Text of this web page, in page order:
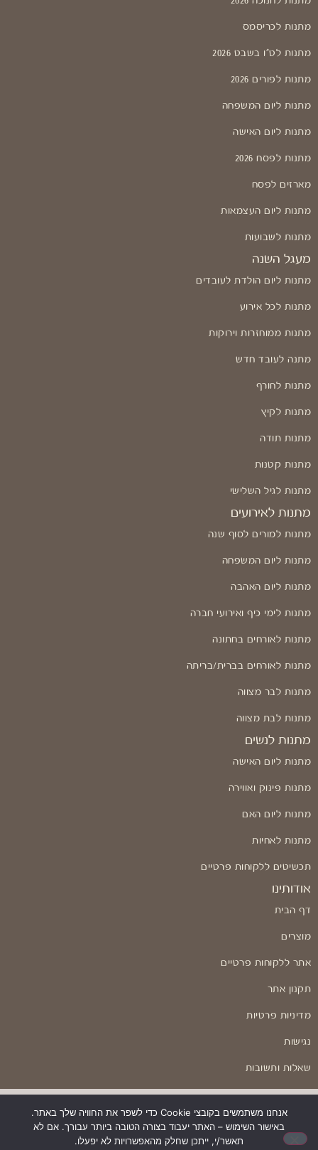
מתנות לכריסמס
מתנות לט"ו בשבט 2026
מתנות לפורים 2026
מתנות ליום המשפחה
מתנות ליום האישה
מתנות לפסח 2026
מארזים לפסח
מתנות ליום העצמאות
מתנות לשבועות
מעגל השנה
מתנות ליום הולדת לעובדים
מתנות לכל אירוע
מתנות ממוחזרות וירוקות
מתנה לעובד חדש
מתנות לחורף
מתנות לקיץ
מתנות תודה
מתנות קטנות
מתנות לגיל השלישי
מתנות לאירועים
מתנות למורים לסוף שנה
מתנות ליום המשפחה
מתנות ליום האהבה
מתנות לימי כיף ואירועי חברה
מתנות לאורחים בחתונה
מתנות לאורחים בברית/בריתה
מתנות לבר מצווה
מתנות לבת מצווה
מתנות לנשים
מתנות ליום האישה
מתנות פינוק ואווירה
מתנות ליום האם
מתנות לאחיות
תכשיטים ללקוחות פרטיים
אודותינו
דף הבית
מוצרים
אתר ללקוחות פרטיים
תקנון אתר
מדיניות פרטיות
נגישות
שאלות ותשובות
בניה ועיצוב: Odesign
אנחנו משתמשים בקובצי Cookie כדי לשפר את החוויה שלך באתר.
באישור השימוש – האתר יעבוד בצורה הטובה ביותר עבורך. אם לא
תאשר/י, ייתכן שחלק מהאפשרויות לא יפעלו.